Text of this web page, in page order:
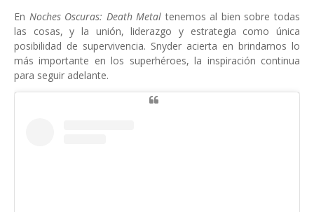
En Noches Oscuras: Death Metal tenemos al bien sobre todas
las cosas, y la unión, liderazgo y estrategia como única
posibilidad de supervivencia. Snyder acierta en brindarnos lo
más importante en los superhéroes, la inspiración continua
para seguir adelante.